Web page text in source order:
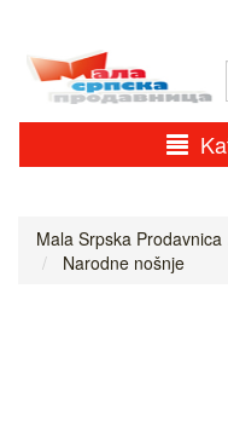
Mala Srpska Prodavnica
Narodne nošnje